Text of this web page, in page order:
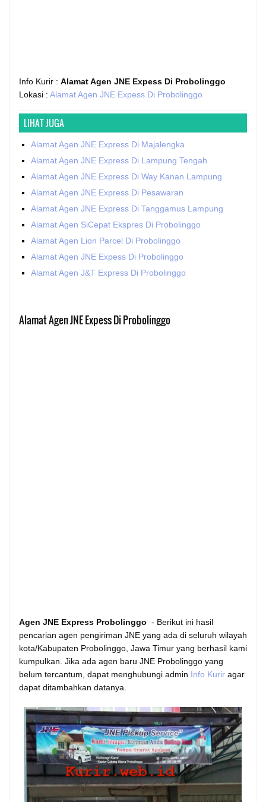
Info Kurir : Alamat Agen JNE Expess Di Probolinggo
Lokasi : Alamat Agen JNE Expess Di Probolinggo
LIHAT JUGA
Alamat Agen JNE Express Di Majalengka
Alamat Agen JNE Express Di Lampung Tengah
Alamat Agen JNE Express Di Way Kanan Lampung
Alamat Agen JNE Express Di Pesawaran
Alamat Agen JNE Express Di Tanggamus Lampung
Alamat Agen SiCepat Ekspres Di Probolinggo
Alamat Agen Lion Parcel Di Probolinggo
Alamat Agen JNE Expess Di Probolinggo
Alamat Agen J&T Express Di Probolinggo
Alamat Agen JNE Expess Di Probolinggo
Agen JNE Express Probolinggo - Berikut ini hasil
pencarian agen pengiriman JNE yang ada di seluruh wilayah
kota/Kabupaten Probolinggo, Jawa Timur yang berhasil kami
kumpulkan. Jika ada agen baru JNE Probolinggo yang
belum tercantum, dapat menghubungi admin Info Kurir agar
dapat ditambahkan datanya.